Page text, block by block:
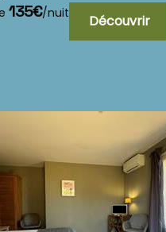
135€/nuit Découvrir